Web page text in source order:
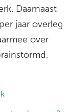
Daarnaast
jaar overleg
over